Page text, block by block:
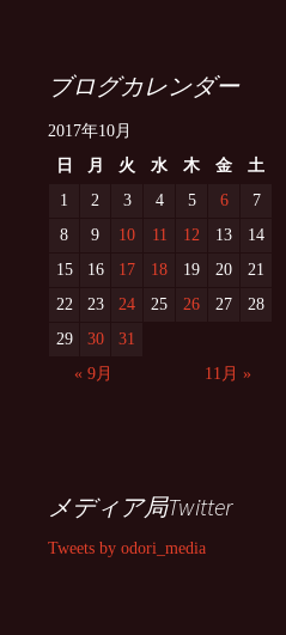
ブログカレンダー
2017年10月
日
月 火 水 木 金
土
1
2 3 4 5 6
7
8
9 10 11 12 13
14
15
16 17 18 19 20
21
22
23 24 25 26 27
28
29
30
31
« 9月
11月 »
メディア局Twitter
Tweets by odori_media